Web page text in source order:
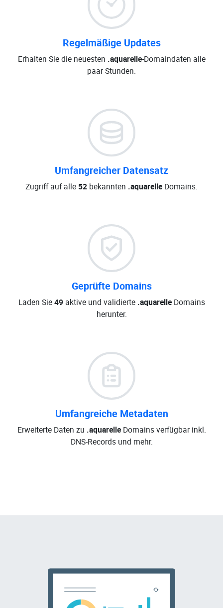
Regelmäßige Updates
Erhalten Sie die neuesten .aquarelle-Domaindaten alle
paar Stunden.
Umfangreicher Datensatz
Zugriff auf alle 52 bekannten .aquarelle Domains.
Geprüfte Domains
Laden Sie49aktive und validierte .aquarelleDomains
herunter.
Umfangreiche Metadaten
Erweiterte Daten zu .aquarelleDomains verfügbar inkl.
DNS-Records und mehr.